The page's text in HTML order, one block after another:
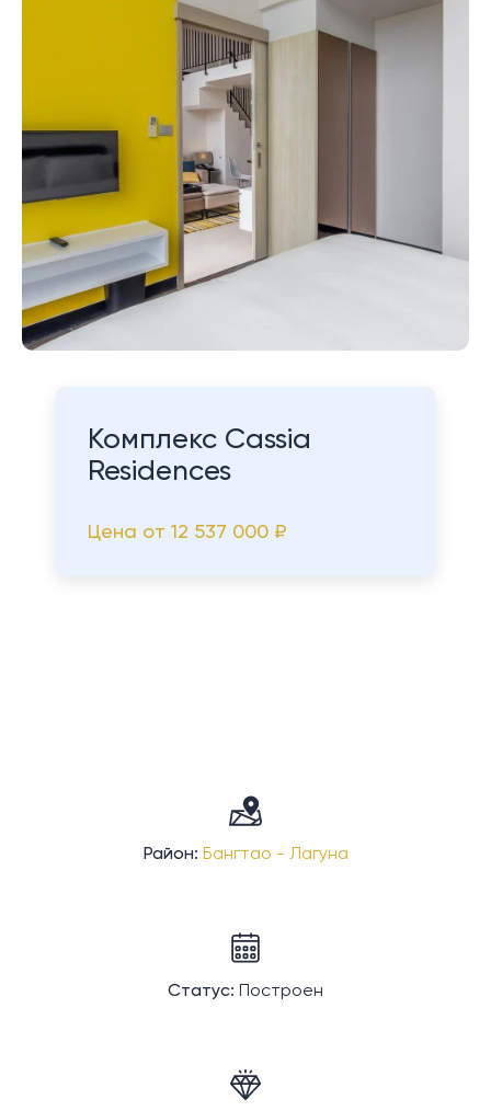
Комплекс Cassia
Residences
Цена от 12 537 000 ₽
Район: Бангтао - Лагуна
Статус: Построен